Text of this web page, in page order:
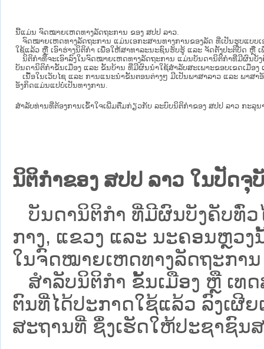
ນີ້ແມ່ນ ຈົດໝາຍເຫດທາງລັດຖະການ ຂອງ ສປປ ລາວ.
ຈົດໝາຍເຫດທາງລັດຖະການ ແມ່ນ​ເອ​ກະ​ສານ​ທາງ​ການ​ຂອງ​ລັດ ທີ່​ເປັນ​ຮູບ​ແບບ​
ໃຊ້ແລ້ວ ຫຼື ເອົາຮ່າງນິຕິກໍາ ເພື່ອໃຫ້​ສາ​ທາ​ລະ​ນະ​ຊົນ​ຮັບ​ຮູ້ ແລະ ຈັດ​ຕັ້ງ​ປະ​ຕິ​ບັດ ຫຼື
ນິ​ຕິ​ກຳ​ທີ່​ຈະ​ເອົາ​ລົງ​ໃນ​ຈົດ​ໝາຍ​ເຫດ​ທາງ​ລັດ​ຖະ​ການ ​ແມ່ນ​ບັນ​ດາ​ນິ​ຕິ​ກຳ​ທີ່​ມີ​ຜົນ​ບັ
ບັນ​ດານິ​ຕິ​ກຳ​ຂັ້ນ​ເມືອງ ແລະ ຂັ້ນ​ບ້ານ ​ທີ່​ມີ​ຜົນ​ນຳ​ໃຊ້​ສຳ​ລັບ​ສະ​ເພາະ​ຂອບ​ເຂດ​ເມືອງ
ເນື້ອໃນ​ເວັບ​ໄຊ​ ແລະ ການແນະນໍາຂັ້ນຕອນຕ່າງໆ ມີເປັນພາສາລາວ ແລະ ພາສ
ອັງກິດແມ່ນແປບໍ່ເປັນທາງການ.
ສໍາລັບທ່ານທີ່ຕ້ອງການເຂົ້າໃຈເພີ່ມຕື່ມກ່ຽວກັບ ລະບົບນິຕິກຳຂອງ ສປປ ລາວ ກະລຸນ
ນິຕິກຳຂອງ ສປປ ລາວ ໃນປັດ
ບັນດານິຕິກໍາ ທີ່ມີຜົນບັງຄັບທົ່
ກາງ, ແຂວງ ແລະ ນະຄອນຫຼວ
ໃນຈົດໝາຍເຫດທາງລັດຖະການ
ສຳລັບນິ​ຕິ​ກຳ ຂັ້ນເມືອງ ຫຼື ເທ
ຕົນທີ່ໄດ້ປະກາດໃຊ້ແລ້ວ ລົງ​ເຜີ
ສະຖານທີ່ ຊຶ່ງເຮັດໃຫ້ປະຊາຊົນສ